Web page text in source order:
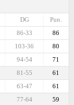
Pun.
DG
86
86-33
80
103-36
71
94-54
61
81-55
61
63-47
59
77-64